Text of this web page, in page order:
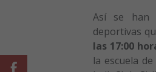
Así se han
deportivas
las 17:00
la escuela
Facebook